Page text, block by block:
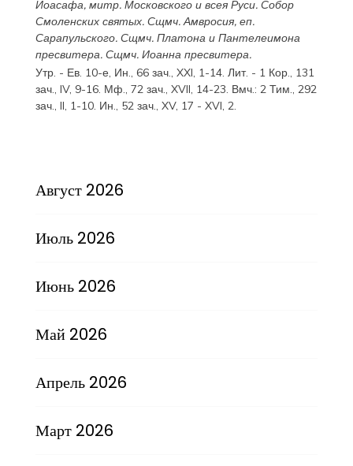
Иоасафа, митр. Московского и всея Руси. Собор
Смоленских святых. Сщмч.Амвросия, еп.
Сарапульского. Сщмч. Платонаи Пантелеимона
пресвитера. Сщмч. Иоаннапресвитера.
Утр. - Ев. 10-е, Ин., 66 зач., XXI, 1-14. Лит. - 1 Кор., 131
зач., IV, 9-16. Мф., 72 зач., XVII, 14-23. Вмч.: 2 Тим., 292
зач., II, 1-10. Ин., 52 зач., XV, 17 - XVI, 2.
Август 2026
Июль 2026
Июнь 2026
Май 2026
Апрель 2026
Март 2026